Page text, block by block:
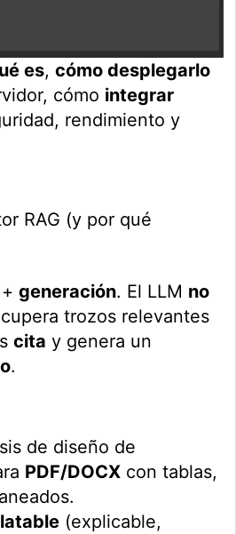
es,cómo desplegarlo
cómo integrar
rendimiento y
RAG (y por qué
+generación. El LLM no
trozos relevantes
cita y genera un
.
de diseño de
PDF/DOCX con tablas,
(explicable,